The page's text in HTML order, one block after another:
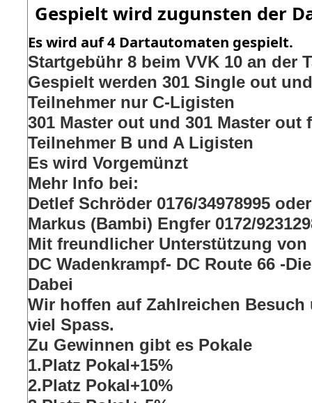
Gespielt wird zugunsten der
Es wird auf 4 Dartautomaten gespielt.
Startgebühr 8 beim VVK 10 an der
Gespielt werden 301 Single out
Teilnehmer nur C-Ligisten
301 Master out und 301 Master out
Teilnehmer B und A Ligisten
Es wird Vorgemünzt
Mehr Info bei:
Detlef Schröder 0176/34978995 oder
Markus (Bambi) Engfer 0172/
Mit freundlicher Unterstützung von
DC Wadenkrampf- DC Route 66 -
Dabei
Wir hoffen auf Zahlreichen
viel Spass.
Zu Gewinnen gibt es Pokale
1.Platz Pokal+15%
2.Platz Pokal+10%